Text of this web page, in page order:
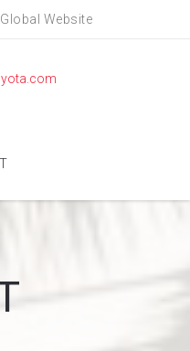
Global Website